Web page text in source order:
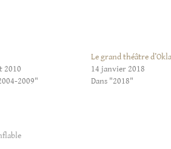
2010
2009"
Le grand théâtre
14 janvier 2018
Dans "2018"